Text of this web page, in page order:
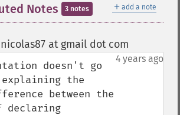
＋ add a note
Notes 3 notes
at gmail dot com
4 years ago
doesn't go
the
between the
declaring